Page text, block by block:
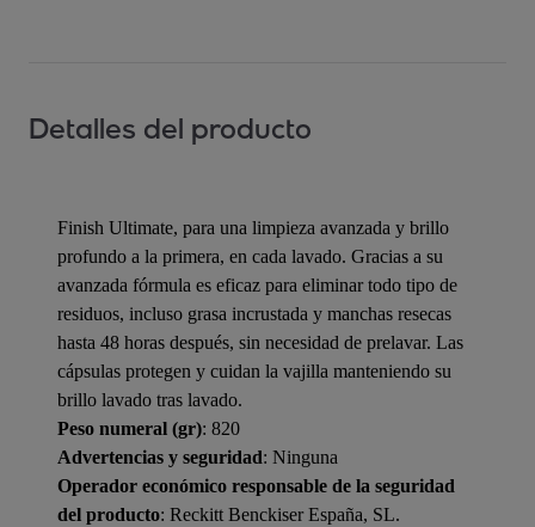
Detalles del producto
Finish Ultimate, para una limpieza avanzada y brillo
profundo a la primera, en cada lavado. Gracias a su
avanzada fórmula es eficaz para eliminar todo tipo de
residuos, incluso grasa incrustada y manchas resecas
hasta 48 horas después, sin necesidad de prelavar. Las
cápsulas protegen y cuidan la vajilla manteniendo su
brillo lavado tras lavado.
Peso numeral (gr): 820
Advertencias y seguridad: Ninguna
Operador económico responsable de la seguridad
del producto: Reckitt Benckiser España, SL.